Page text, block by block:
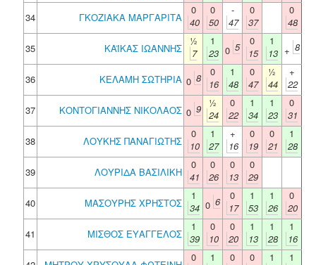
34
ΓΚΟΖΙΑΚΑ ΜΑΡΓΑΡΙΤΑ
0
40
0
50
-
47
0
37
0
48
35
ΚΑΪΚΑΣ ΙΩΑΝΝΗΣ
½
7
1
23 0 5
0
15
1
13 + 8
36 ΚΕΛΑΜΗ ΣΩΤΗΡΙΑ 0 8
0
16
1
48
0
47
½
44
+
22
37
ΚΟΝΤΟΓΙΑΝΝΗΣ ΝΙΚΟΛΑΟΣ 0 9
½
24
0
22
1
34
1
23
0
31
38
ΛΟΥΚΗΣ ΠΑΝΑΓΙΩΤΗΣ
0
10
1
27
+
16
0
19
0
21
1
28
39
ΛΟΥΡΙΔΑ ΒΑΣΙΛΙΚΗ
0
41
0
26
0
13
0
29
40
ΜΑΣΟΥΡΗΣ ΧΡΗΣΤΟΣ
1
34 0 6
0
17
1
53
1
26
0
20
41
ΜΙΣΘΟΣ ΕΥΑΓΓΕΛΟΣ
1
39
0
10
0
20
1
13
1
28
1
16
0
1
0
0
1
1